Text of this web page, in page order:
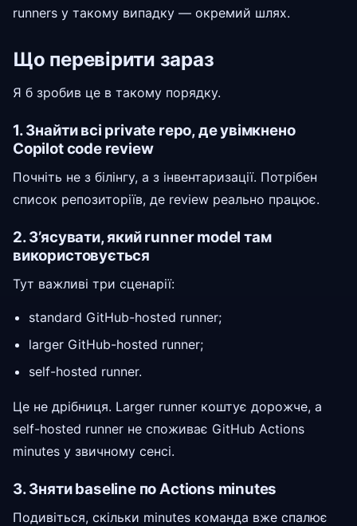
runners у такому випадку — окремий шлях.
Що перевірити зараз
Я б зробив це в такому порядку.
1. Знайти всі private repo, де увімкнено
Copilot code review
Почніть не з білінгу, а з інвентаризації. Потрібен
список репозиторіїв, де review реально працює.
2. З’ясувати, який runner model там
використовується
Тут важливі три сценарії:
standard GitHub-hosted runner;
larger GitHub-hosted runner;
self-hosted runner.
Це не дрібниця. Larger runner коштує дорожче, а
self-hosted runner не споживає GitHub Actions
minutes у звичному сенсі.
3. Зняти baseline по Actions minutes
Подивіться, скільки minutes команда вже спалює